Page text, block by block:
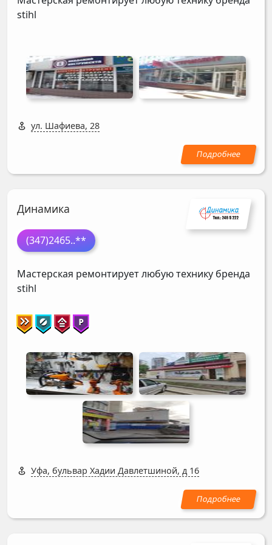
stihl
ул. Шафиева, 28
Динамика
(347)2465..**
Мастерская ремонтирует любую технику бренда
stihl
Уфа, бульвар Хадии Давлетшиной, д 16